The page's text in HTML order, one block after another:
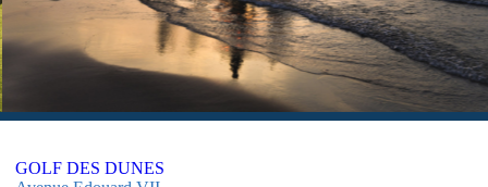
GOLF DES DUNES